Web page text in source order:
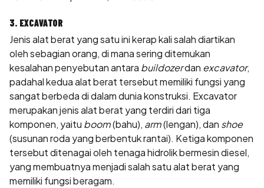
3. EXCAVATOR
Jenis alat berat yang satu ini kerap kali salah diartikan
oleh sebagian orang, di mana sering ditemukan
kesalahan penyebutan antara buildozerdan excavator,
padahal kedua alat berat tersebut memiliki fungsi yang
sangat berbeda di dalam dunia konstruksi. Excavator
merupakan jenis alat berat yang terdiri dari tiga
komponen, yaitu boom(bahu), arm(lengan), dan shoe
(susunan roda yang berbentuk rantai). Ketiga komponen
tersebut ditenagai oleh tenaga hidrolik bermesin diesel,
yang membuatnya menjadi salah satu alat berat yang
memiliki fungsi beragam.